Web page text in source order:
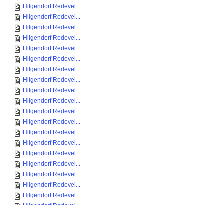
Hilgendorf Redevel...
Hilgendorf Redevel...
Hilgendorf Redevel...
Hilgendorf Redevel...
Hilgendorf Redevel...
Hilgendorf Redevel...
Hilgendorf Redevel...
Hilgendorf Redevel...
Hilgendorf Redevel...
Hilgendorf Redevel...
Hilgendorf Redevel...
Hilgendorf Redevel...
Hilgendorf Redevel...
Hilgendorf Redevel...
Hilgendorf Redevel...
Hilgendorf Redevel...
Hilgendorf Redevel...
Hilgendorf Redevel...
Hilgendorf Redevel...